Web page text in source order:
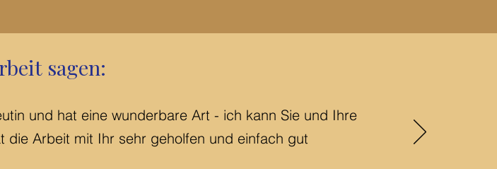
sagen:
und hat eine wunderbare Art - ich kann Sie und Ihre
Arbeit mit Ihr sehr geholfen und einfach gut